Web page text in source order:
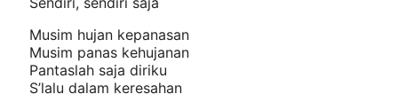
Musim hujan kepanasan
Musim panas kehujanan
Pantaslah saja diriku
S’lalu dalam keresahan